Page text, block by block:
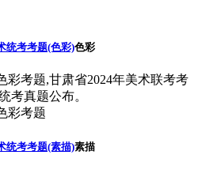
统考考题(色彩)色彩
彩考题,甘肃省2024年美术联考考
考真题公布。
统考考题(素描)素描